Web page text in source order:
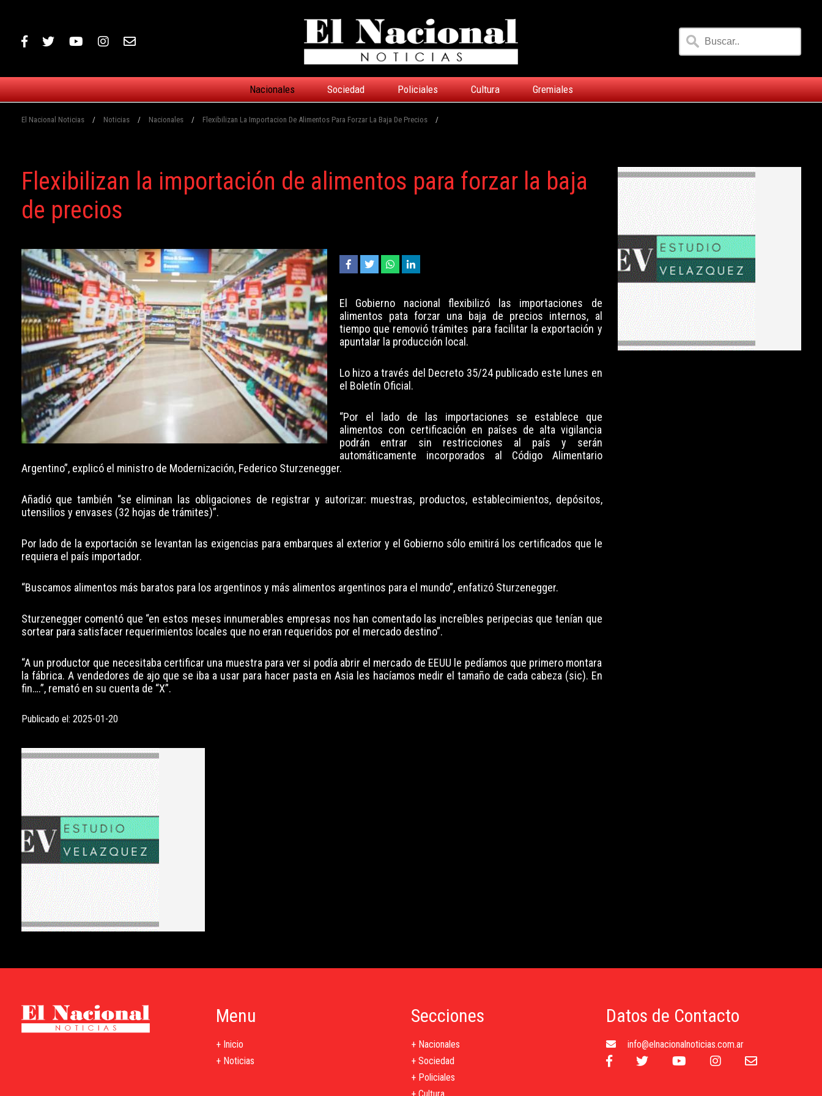
Nacionales Sociedad Policiales Cultura Gremiales
El Nacional Noticias / Noticias / Nacionales / Flexibilizan La Importacion De Alimentos Para Forzar La Baja De Precios /
Flexibilizan la importación de alimentos para forzar la baja
de precios
El Gobierno nacional flexibilizó las importaciones de
alimentos pata forzar una baja de precios internos, al
tiempo que removió trámites para facilitar la exportación y
apuntalar la producción local.
Lo hizo a través del Decreto 35/24 publicado este lunes en
el Boletín Oficial.
“Por el lado de las importaciones se establece que
alimentos con certificación en países de alta vigilancia
podrán entrar sin restricciones al país y serán
automáticamente incorporados al Código Alimentario
Argentino”, explicó el ministro de Modernización, Federico Sturzenegger.
Añadió que también “se eliminan las obligaciones de registrar y autorizar: muestras, productos, establecimientos, depósitos,
utensilios y envases (32 hojas de trámites)”.
Por lado de la exportación se levantan las exigencias para embarques al exterior y el Gobierno sólo emitirá los certificados que le
requiera el país importador.
“Buscamos alimentos más baratos para los argentinos y más alimentos argentinos para el mundo”, enfatizó Sturzenegger.
Sturzenegger comentó que “en estos meses innumerables empresas nos han comentado las increíbles peripecias que tenían que
sortear para satisfacer requerimientos locales que no eran requeridos por el mercado destino”.
“A un productor que necesitaba certificar una muestra para ver si podía abrir el mercado de EEUU le pedíamos que primero montara
la fábrica. A vendedores de ajo que se iba a usar para hacer pasta en Asia les hacíamos medir el tamaño de cada cabeza (sic). En
fin….”, remató en su cuenta de “X”.
Publicado el: 2025-01-20
Menu
+ Inicio
+ Noticias
Secciones
+ Nacionales
+ Sociedad
+ Policiales
Datos de Contacto
info@elnacionalnoticias.com.ar